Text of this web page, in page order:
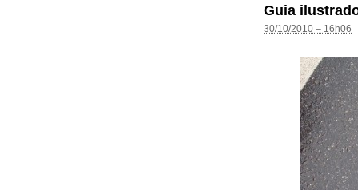
Guia
30/10/2010 – 16h06